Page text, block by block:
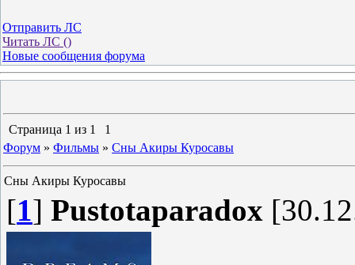
Отправить ЛС
Читать ЛС ()
Новые сообщения форума
Страница 1 из 1
1
Форум » Фильмы » Сны Акиры Куросавы
Сны Акиры Куросавы
[1] Pustotaparadox